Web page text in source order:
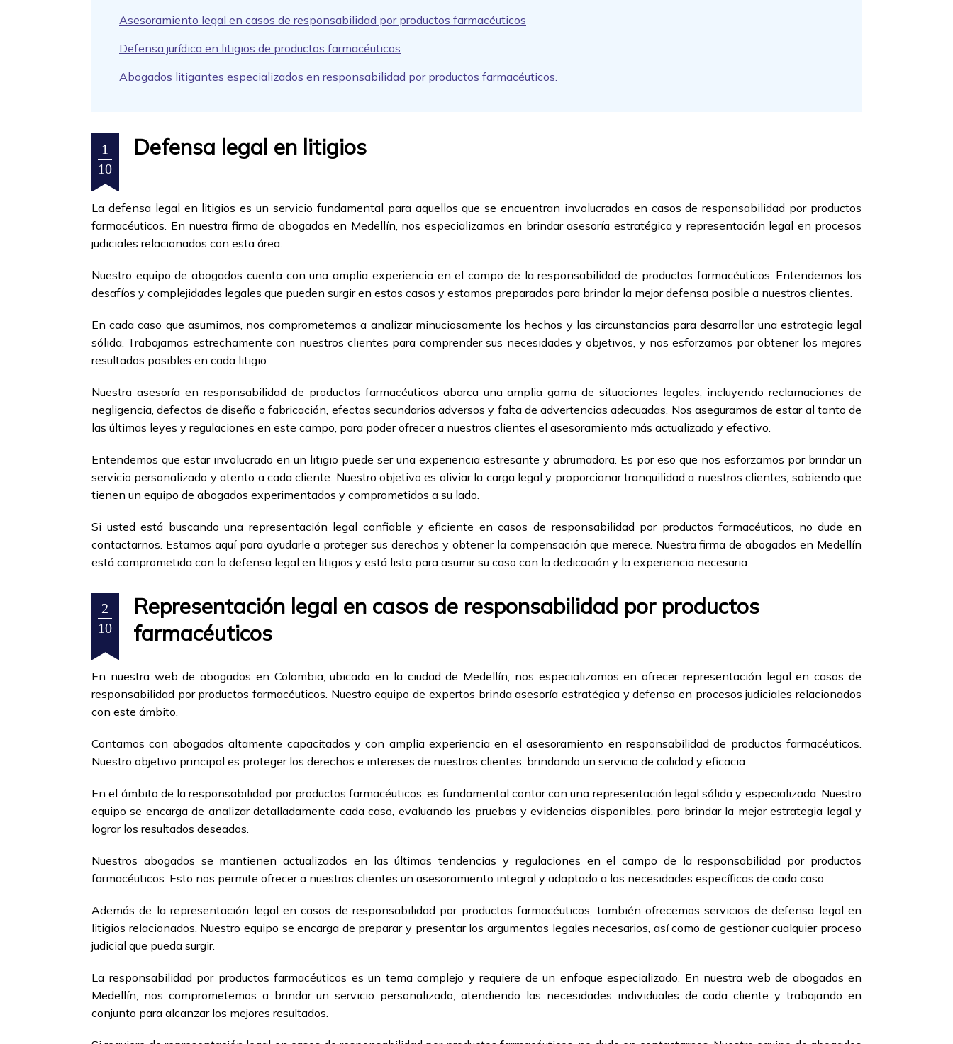
Asesoramiento legal en casos de responsabilidad por productos farmacéuticos
Defensa jurídica en litigios de productos farmacéuticos
Abogados litigantes especializados en responsabilidad por productos farmacéuticos.
1
10
Defensa legal en litigios
La defensa legal en litigios es un servicio fundamental para aquellos que se encuentran involucrados en casos de responsabilidad por productos
farmacéuticos. En nuestra firma de abogados en Medellín, nos especializamos en brindar asesoría estratégica y representación legal en procesos
judiciales relacionados con esta área.
Nuestro equipo de abogados cuenta con una amplia experiencia en el campo de la responsabilidad de productos farmacéuticos. Entendemos los
desafíos y complejidades legales que pueden surgir en estos casos y estamos preparados para brindar la mejor defensa posible a nuestros clientes.
En cada caso que asumimos, nos comprometemos a analizar minuciosamente los hechos y las circunstancias para desarrollar una estrategia legal
sólida. Trabajamos estrechamente con nuestros clientes para comprender sus necesidades y objetivos, y nos esforzamos por obtener los mejores
resultados posibles en cada litigio.
Nuestra asesoría en responsabilidad de productos farmacéuticos abarca una amplia gama de situaciones legales, incluyendo reclamaciones de
negligencia, defectos de diseño o fabricación, efectos secundarios adversos y falta de advertencias adecuadas. Nos aseguramos de estar al tanto de
las últimas leyes y regulaciones en este campo, para poder ofrecer a nuestros clientes el asesoramiento más actualizado y efectivo.
Entendemos que estar involucrado en un litigio puede ser una experiencia estresante y abrumadora. Es por eso que nos esforzamos por brindar un
servicio personalizado y atento a cada cliente. Nuestro objetivo es aliviar la carga legal y proporcionar tranquilidad a nuestros clientes, sabiendo que
tienen un equipo de abogados experimentados y comprometidos a su lado.
Si usted está buscando una representación legal confiable y eficiente en casos de responsabilidad por productos farmacéuticos, no dude en
contactarnos. Estamos aquí para ayudarle a proteger sus derechos y obtener la compensación que merece. Nuestra firma de abogados en Medellín
está comprometida con la defensa legal en litigios y está lista para asumir su caso con la dedicación y la experiencia necesaria.
2
10
Representación legal en casos de responsabilidad por productos
farmacéuticos
En nuestra web de abogados en Colombia, ubicada en la ciudad de Medellín, nos especializamos en ofrecer representación legal en casos de
responsabilidad por productos farmacéuticos. Nuestro equipo de expertos brinda asesoría estratégica y defensa en procesos judiciales relacionados
con este ámbito.
Contamos con abogados altamente capacitados y con amplia experiencia en el asesoramiento en responsabilidad de productos farmacéuticos.
Nuestro objetivo principal es proteger los derechos e intereses de nuestros clientes, brindando un servicio de calidad y eficacia.
En el ámbito de la responsabilidad por productos farmacéuticos, es fundamental contar con una representación legal sólida y especializada. Nuestro
equipo se encarga de analizar detalladamente cada caso, evaluando las pruebas y evidencias disponibles, para brindar la mejor estrategia legal y
lograr los resultados deseados.
Nuestros abogados se mantienen actualizados en las últimas tendencias y regulaciones en el campo de la responsabilidad por productos
farmacéuticos. Esto nos permite ofrecer a nuestros clientes un asesoramiento integral y adaptado a las necesidades específicas de cada caso.
Además de la representación legal en casos de responsabilidad por productos farmacéuticos, también ofrecemos servicios de defensa legal en
litigios relacionados. Nuestro equipo se encarga de preparar y presentar los argumentos legales necesarios, así como de gestionar cualquier proceso
judicial que pueda surgir.
La responsabilidad por productos farmacéuticos es un tema complejo y requiere de un enfoque especializado. En nuestra web de abogados en
Medellín, nos comprometemos a brindar un servicio personalizado, atendiendo las necesidades individuales de cada cliente y trabajando en
conjunto para alcanzar los mejores resultados.